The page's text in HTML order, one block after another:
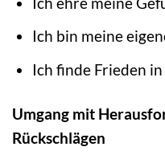
Ich bin meine
Ich finde Frieden in
Umgang mit
Rückschlägen